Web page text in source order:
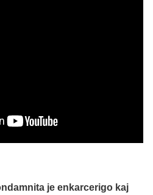
je enkarcerigo kaj